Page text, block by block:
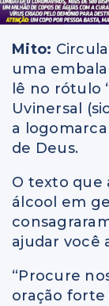
Mito:
uma
lê no rótulo
Uvinersal
a
de Deus.
O texto que
álcool em
ajudar você
“Procure
oração